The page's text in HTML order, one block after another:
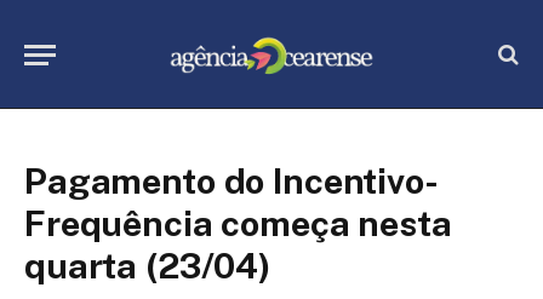
Pagamento do Incentivo-
Frequência começa nesta
quarta (23/04)